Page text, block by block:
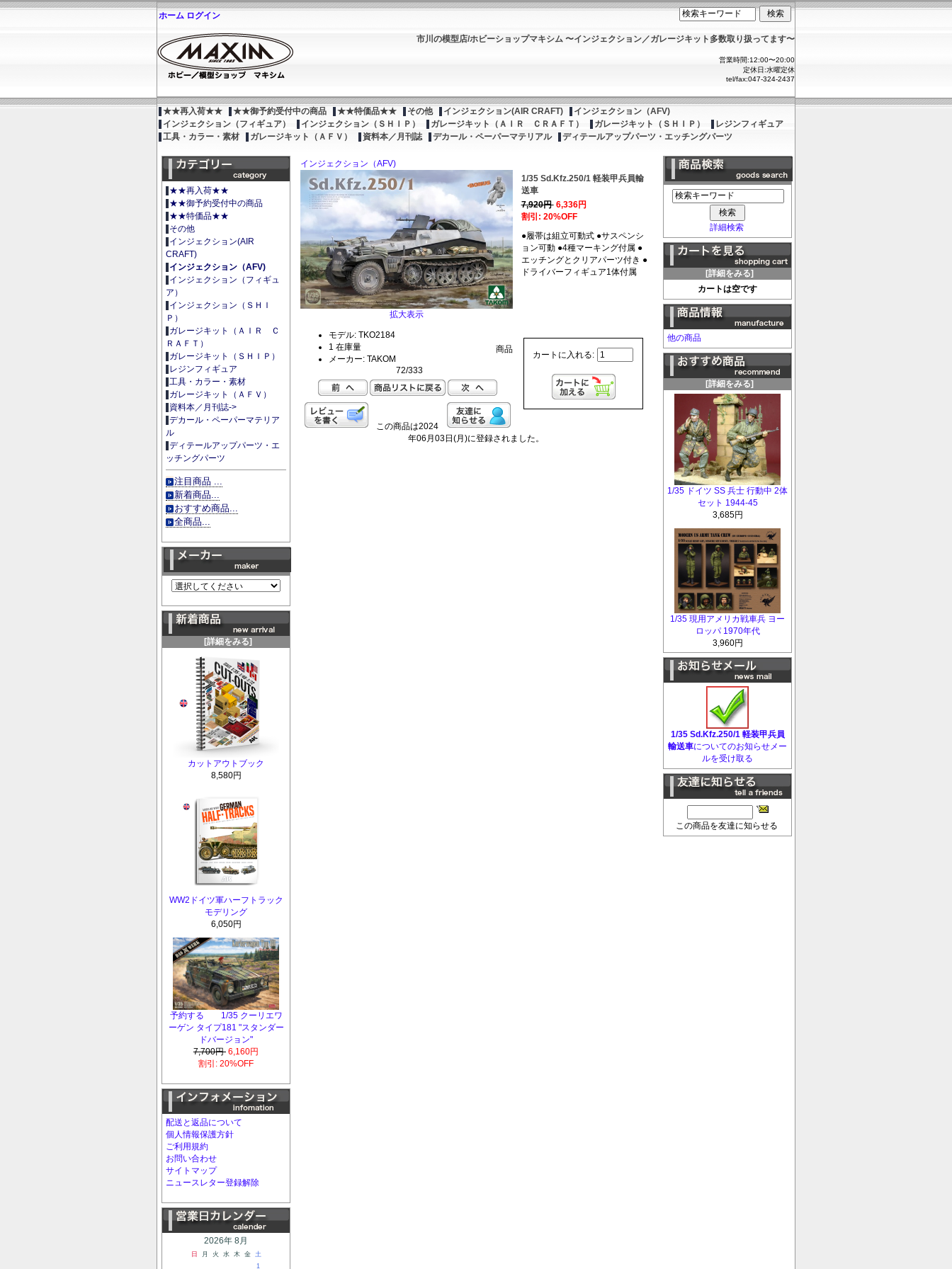
ホーム ログイン
市川の模型店/ホビーショップマキシム 〜インジェクション／ガレージキット多数取り扱ってます〜
営業時間:12:00〜20:00
定休日:水曜定休
tel/fax:047-324-2437
★★再入荷★★ ★★御予約受付中の商品 ★★特価品★★ その他 インジェクション(AIR CRAFT)
インジェクション（AFV)
インジェクション（フィギュア）
インジェクション（ＳＨＩＰ） ガレージキット（ＡＩＲ ＣＲＡＦＴ） ガレージキット（ＳＨＩＰ）
レジンフィギュア
工具・カラー・素材
ガレージキット（ＡＦＶ） 資料本／月刊誌 デカール・ペーパーマテリアル ディテールアップパーツ・エッチングパーツ
★★再入荷★★
★★御予約受付中の商品
★★特価品★★
その他
インジェクション(AIR
CRAFT)
インジェクション（AFV)
インジェクション（フィギュ
ア）
インジェクション（ＳＨＩ
Ｐ）
ガレージキット（ＡＩＲ Ｃ
ＲＡＦＴ）
ガレージキット（ＳＨＩＰ）
レジンフィギュア
工具・カラー・素材
ガレージキット（ＡＦＶ）
資料本／月刊誌->
デカール・ペーパーマテリア
ル
ディテールアップパーツ・エ
ッチングパーツ
注目商品 ...
新着商品...
おすすめ商品...
全商品...
[詳細をみる]
カットアウトブック
8,580円
WW2ドイツ軍ハーフトラック
モデリング
6,050円
予約する 1/35 クーリエワ
ーゲン タイプ181 "スタンダー
ドバージョン"
7,700円 6,160円
割引: 20%OFF
配送と返品について
個人情報保護方針
ご利用規約
お問い合わせ
サイトマップ
ニュースレター登録解除
2026年 8月
日 月 火 水 木 金
土
1
インジェクション（AFV)
拡大表示
1/35 Sd.Kfz.250/1 軽装甲兵員輸
送車
7,920円 6,336円
割引: 20%OFF
●履帯は組立可動式 ●サスペンシ
ョン可動 ●4種マーキング付属 ●
エッチングとクリアパーツ付き ●
ドライバーフィギュア1体付属
カートに入れる:
モデル: TKO2184
1 在庫量
メーカー: TAKOM
商品
72/333
この商品は2024
年06月03日(月)に登録されました。
詳細検索
[詳細をみる]
カートは空です
他の商品
[詳細をみる]
1/35 ドイツ SS 兵士 行動中 2体
セット 1944-45
3,685円
1/35 現用アメリカ戦車兵 ヨー
ロッパ 1970年代
3,960円
1/35 Sd.Kfz.250/1 軽装甲兵員
輸送車についてのお知らせメー
ルを受け取る
この商品を友達に知らせる